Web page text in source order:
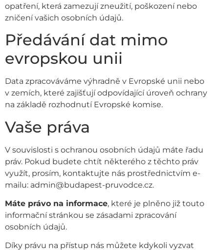
opatření, která zamezují zneužití, poškození nebo
zničení vašich osobních údajů.
Předávání dat mimo
evropskou unii
Data zpracováváme výhradně v Evropské unii nebo
v zemích, které zajišťují odpovídající úroveň ochrany
na základě rozhodnutí Evropské komise.
Vaše práva
V souvislosti s ochranou osobních údajů máte řadu
práv. Pokud budete chtít některého z těchto práv
využít, prosím, kontaktujte nás prostřednictvím e-
mailu: admin@budapest-pruvodce.cz.
Máte právo na informace, které je plněno již touto
informační stránkou se zásadami zpracování
osobních údajů.
Díky právu na přístup nás můžete kdykoli vyzvat